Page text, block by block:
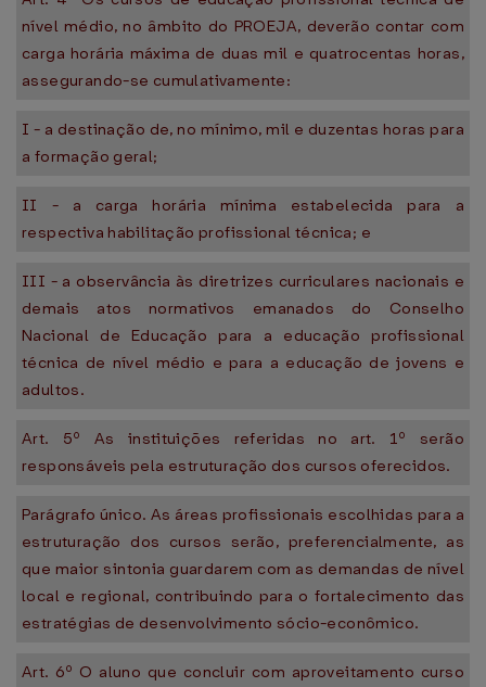
nível médio, no âmbito do PROEJA, deverão contar com
carga horária máxima de duas mil e quatrocentas horas,
assegurando-se cumulativamente:
I - a destinação de, no mínimo, mil e duzentas horas para
a formação geral;
II - a carga horária mínima estabelecida para a
respectiva habilitação profissional técnica; e
III - a observância às diretrizes curriculares nacionais e
demais atos normativos emanados do Conselho
Nacional de Educação para a educação profissional
técnica de nível médio e para a educação de jovens e
adultos.
Art. 5º As instituições referidas no art. 1º serão
responsáveis pela estruturação dos cursos oferecidos.
Parágrafo único. As áreas profissionais escolhidas para a
estruturação dos cursos serão, preferencialmente, as
que maior sintonia guardarem com as demandas de nível
local e regional, contribuindo para o fortalecimento das
estratégias de desenvolvimento sócio-econômico.
Art. 6º O aluno que concluir com aproveitamento curso